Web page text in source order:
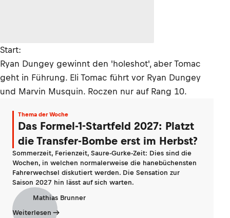
Start:
Ryan Dungey gewinnt den 'holeshot', aber Tomac
geht in Führung. Eli Tomac führt vor Ryan Dungey
und Marvin Musquin. Roczen nur auf Rang 10.
Thema der Woche
Das Formel-1-Startfeld 2027: Platzt
die Transfer-Bombe erst im Herbst?
Sommerzeit, Ferienzeit, Saure-Gurke-Zeit: Dies sind die
Wochen, in welchen normalerweise die hanebüchensten
Fahrerwechsel diskutiert werden. Die Sensation zur
Saison 2027 hin lässt auf sich warten.
Mathias Brunner
Weiterlesen